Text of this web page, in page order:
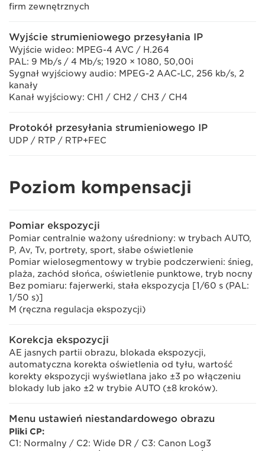
firm zewnętrznych
Wyjście strumieniowego przesyłania IP
Wyjście wideo: MPEG-4 AVC / H.264
PAL: 9 Mb/s / 4 Mb/s; 1920 × 1080, 50,00i
Sygnał wyjściowy audio: MPEG-2 AAC-LC, 256 kb/s, 2
kanały
Kanał wyjściowy: CH1 / CH2 / CH3 / CH4
Protokół przesyłania strumieniowego IP
UDP / RTP / RTP+FEC
Poziom kompensacji
Pomiar ekspozycji
Pomiar centralnie ważony uśredniony: w trybach AUTO,
P, Av, Tv, portrety, sport, słabe oświetlenie
Pomiar wielosegmentowy w trybie podczerwieni: śnieg,
plaża, zachód słońca, oświetlenie punktowe, tryb nocny
Bez pomiaru: fajerwerki, stała ekspozycja [1/60 s (PAL:
1/50 s)]
M (ręczna regulacja ekspozycji)
Korekcja ekspozycji
AE jasnych partii obrazu, blokada ekspozycji,
automatyczna korekta oświetlenia od tyłu, wartość
korekty ekspozycji wyświetlana jako ±3 po włączeniu
blokady lub jako ±2 w trybie AUTO (±8 kroków).
Menu ustawień niestandardowego obrazu
Pliki CP:
C1: Normalny / C2: Wide DR / C3: Canon Log3